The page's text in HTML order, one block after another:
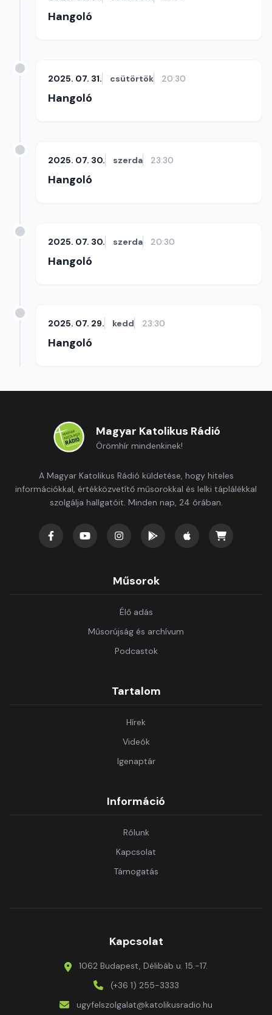
Hangoló
2025. 07. 31. csütörtök 20:30
Hangoló
2025. 07. 30. szerda 23:30
Hangoló
2025. 07. 30. szerda 20:30
Hangoló
2025. 07. 29. kedd 23:30
Hangoló
Magyar Katolikus Rádió
Örömhír mindenkinek!
A Magyar Katolikus Rádió küldetése, hogy hiteles
információkkal, értékközvetítő műsorokkal és lelki táplálékkal
szolgálja hallgatóit. Minden nap, 24 órában.
Műsorok
Élő adás
Műsorújság és archívum
Podcastok
Tartalom
Hírek
Videók
Igenaptár
Információ
Rólunk
Kapcsolat
Támogatás
Kapcsolat
1062 Budapest, Délibáb u. 15.-17.
(+36 1) 255-3333
ugyfelszolgalat@katolikusradio.hu